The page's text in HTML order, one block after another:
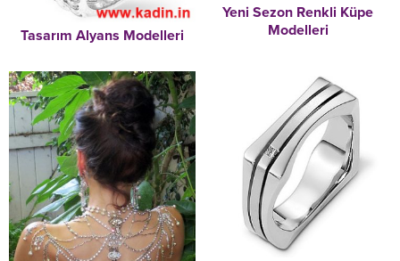
Tasarım Alyans Modelleri
Yeni Sezon Renkli Küpe
Modelleri